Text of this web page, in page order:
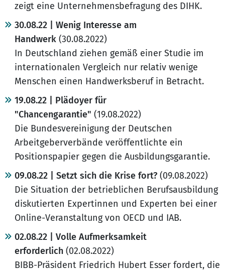
zeigt eine Unternehmensbefragung des DIHK.
30.08.22 | Wenig Interesse am
Handwerk (30.08.2022)
In Deutschland ziehen gemäß einer Studie im
internationalen Vergleich nur relativ wenige
Menschen einen Handwerksberuf in Betracht.
19.08.22 | Plädoyer für
"Chancengarantie" (19.08.2022)
Die Bundesvereinigung der Deutschen
Arbeitgeberverbände veröffentlichte ein
Positionspapier gegen die Ausbildungsgarantie.
09.08.22 | Setzt sich die Krise fort? (09.08.2022)
Die Situation der betrieblichen Berufsausbildung
diskutierten Expertinnen und Experten bei einer
Online-Veranstaltung von OECD und IAB.
02.08.22 | Volle Aufmerksamkeit
erforderlich (02.08.2022)
BIBB-Präsident Friedrich Hubert Esser fordert, die